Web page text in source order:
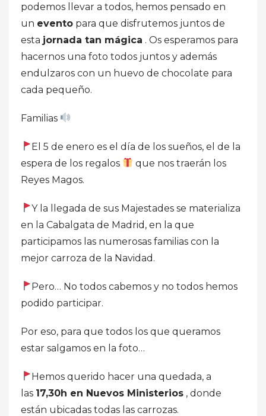
podemos llevar a todos, hemos pensado en
un evento para que disfrutemos juntos de
esta jornada tan mágica . Os esperamos para
hacernos una foto todos juntos y además
endulzaros con un huevo de chocolate para
cada pequeño.
Familias
El 5 de enero es el día de los sueños, el de la
espera de los regalos
que nos traerán los
Reyes Magos.
Y la llegada de sus Majestades se materializa
en la Cabalgata de Madrid, en la que
participamos las numerosas familias con la
mejor carroza de la Navidad.
Pero… No todos cabemos y no todos hemos
podido participar.
Por eso, para que todos los que queramos
estar salgamos en la foto…
Hemos querido hacer una quedada, a
las 17,30h en Nuevos Ministerios , donde
están ubicadas todas las carrozas.